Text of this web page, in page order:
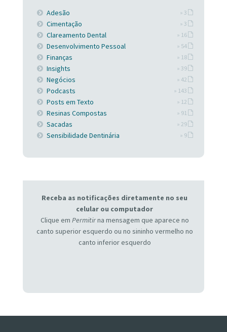
Adesão » 3
Cimentação » 3
Clareamento Dental » 16
Desenvolvimento Pessoal » 54
Finanças » 18
Insights » 39
Negócios » 42
Podcasts » 143
Posts em Texto » 12
Resinas Compostas » 91
Sacadas » 29
Sensibilidade Dentinária » 9
Receba as notificações diretamente no seu
celular ou computador
Clique em Permitirna mensagem que aparece no
canto superior esquerdo ou no sininho vermelho no
canto inferior esquerdo